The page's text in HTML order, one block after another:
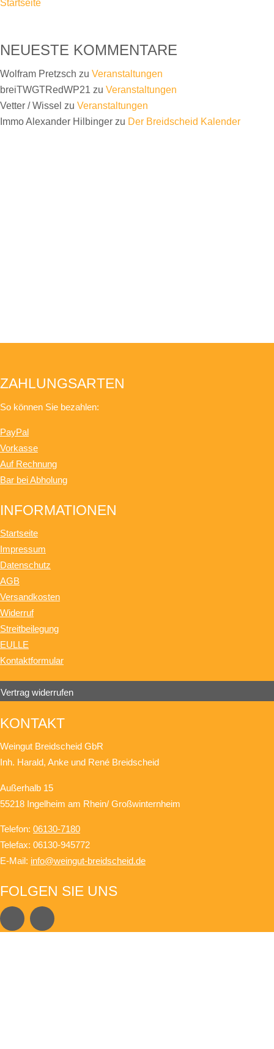
Startseite
NEUESTE KOMMENTARE
Wolfram Pretzsch zu Veranstaltungen
breiTWGTRedWP21 zu Veranstaltungen
Vetter / Wissel zu Veranstaltungen
Immo Alexander Hilbinger zu Der Breidscheid Kalender
ZAHLUNGSARTEN
So können Sie bezahlen:
PayPal
Vorkasse
Auf Rechnung
Bar bei Abholung
INFORMATIONEN
Startseite
Impressum
Datenschutz
AGB
Versandkosten
Widerruf
Streitbeilegung
EULLE
Kontaktformular
Vertrag widerrufen
KONTAKT
Weingut Breidscheid GbR
Inh. Harald, Anke und René Breidscheid
Außerhalb 15
55218 Ingelheim am Rhein/ Großwinternheim
Telefon: 06130-7180
Telefax: 06130-945772
E-Mail: info@weingut-breidscheid.de
FOLGEN SIE UNS